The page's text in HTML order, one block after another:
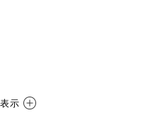
示